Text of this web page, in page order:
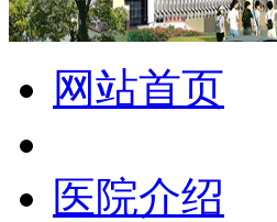
网站首页
医院介绍